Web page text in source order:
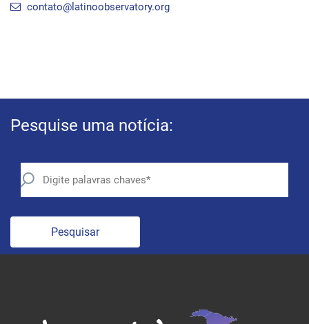
contato@latinoobservatory.org
Pesquise uma notícia:
Pesquisar